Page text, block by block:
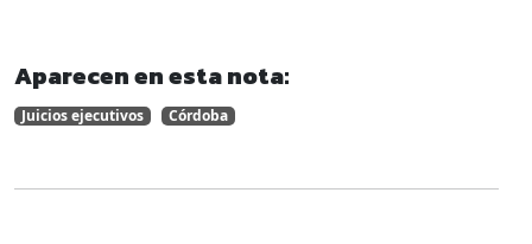
Aparecen en esta nota:
Juicios ejecutivos Córdoba